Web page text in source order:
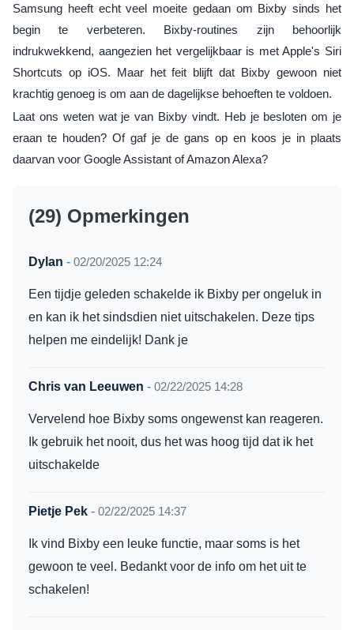
Samsung heeft echt veel moeite gedaan om Bixby sinds het
begin te verbeteren. Bixby-routines zijn behoorlijk
indrukwekkend, aangezien het vergelijkbaar is met Apple's Siri
Shortcuts op iOS. Maar het feit blijft dat Bixby gewoon niet
krachtig genoeg is om aan de dagelijkse behoeften te voldoen.
Laat ons weten wat je van Bixby vindt. Heb je besloten om je
eraan te houden? Of gaf je de gans op en koos je in plaats
daarvan voor Google Assistant of Amazon Alexa?
(29) Opmerkingen
Dylan - 02/20/2025 12:24
Een tijdje geleden schakelde ik Bixby per ongeluk in
en kan ik het sindsdien niet uitschakelen. Deze tips
helpen me eindelijk! Dank je
Chris van Leeuwen - 02/22/2025 14:28
Vervelend hoe Bixby soms ongewenst kan reageren.
Ik gebruik het nooit, dus het was hoog tijd dat ik het
uitschakelde
Pietje Pek - 02/22/2025 14:37
Ik vind Bixby een leuke functie, maar soms is het
gewoon te veel. Bedankt voor de info om het uit te
schakelen!